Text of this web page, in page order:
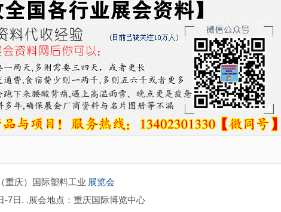
重庆）国际塑料工业 展览会
-7日. .展会地点：重庆国际博览中心